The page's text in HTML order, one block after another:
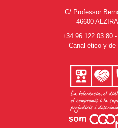
C/ Professor
46600
+34 96 122 03 80 -
Canal ético y de